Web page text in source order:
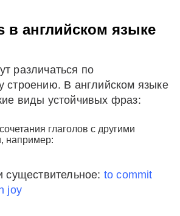
в английском языке
различаться по
строению. В английском языке
виды устойчивых фраз:
глаголов с другими
например:
существительное: to commit
joy